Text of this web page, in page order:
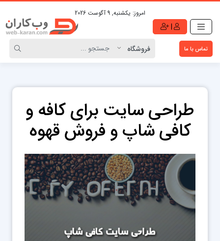
امروز: یکشنبه, 9 آگوست 2026
|
تماس با ما
طراحی سایت برای کافه و
کافی شاپ و فروش قهوه